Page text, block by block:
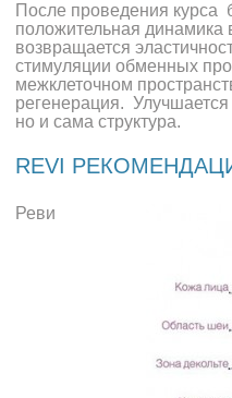
После проведения курса
положительная динамика
возвращается
стимуляции обменных
межклеточном
регенерация.
но и сама структура.
REVI
Реви